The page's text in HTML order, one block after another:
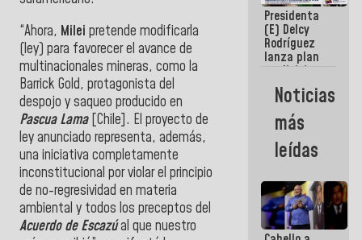
“Ahora, Milei pretende modificarla
(ley) para favorecer el avance de
multinacionales mineras, como la
Barrick Gold, protagonista del
despojo y saqueo producido en
Pascua Lama[Chile]. El proyecto de
ley anunciado representa, además,
una iniciativa completamente
inconstitucional por violar el principio
de no-regresividad en materia
ambiental y todos los preceptos del
Acuerdo de Escazúal que nuestro
emergencia
sísmica en
la última
semana
Presidenta
(E) Delcy
Rodríguez
lanza plan
crediticio
con subsidio
a Juntas de
Condominio
Noticias
más
leídas